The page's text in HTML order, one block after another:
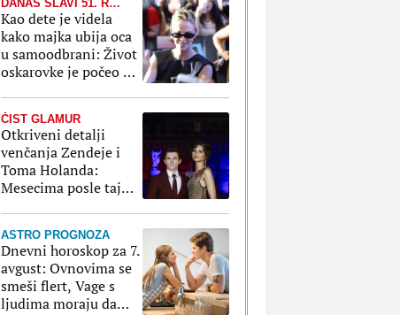
DANAS SLAVI 51. ROĐENDAN
Kao dete je videla
kako majka ubija oca
u samoodbrani: Život
oskarovke je počeo u
ČIST GLAMUR
Otkriveni detalji
venčanja Zendeje i
Toma Holanda:
Mesecima posle tajne
bajkovito slavlje
ASTRO PROGNOZA
Dnevni horoskop za 7.
avgust: Ovnovima se
smeši flert, Vage s
ljudima moraju da